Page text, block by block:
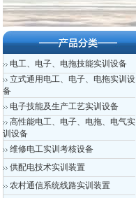
电工、电子、电拖技能实训设备
立式通用电工、电子、电拖实训设
备
电子技能及生产工艺实训设备
高性能电工、电子、电拖、电气实
训设备
维修电工实训考核设备
供配电技术实训装置
农村通信系统线路实训装置